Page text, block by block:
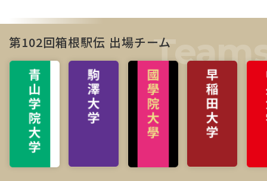
第102回箱根駅伝 出場チーム